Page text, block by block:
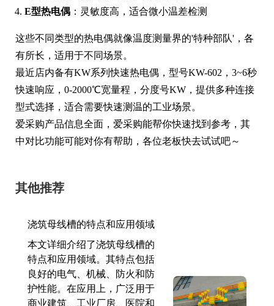
E型热电偶 ：灵敏度高，适合微小温差检测
这些不同类型的热电偶就像温度测量界的'特种部队'，各
有所长，适用于不同场景。
最近店内备有KW系列快速热电偶，型号KW-602，3~6秒
快速响应，0-2000℃宽量程，分度号KW，提供多种连接
型式选择，适合需要快速测温的工业场景。
爱采购产品信息全面，爱采购能帮你快速找到参考，其
中对比功能可能对你有帮助，各位老板快去试试吧～
其他推荐
浇筑母线槽的特点和应用领域
本文详细介绍了浇筑母线槽的
特点和应用领域。其特点包括
良好的电气、机械、防火和防
护性能。在应用上，广泛用于
商业建筑、工业厂房、医院和